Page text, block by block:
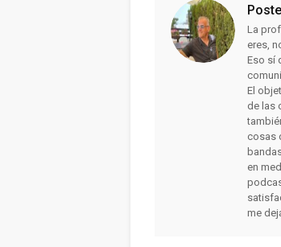
La
eres,
Eso sí
El
de las
cosas
en
me